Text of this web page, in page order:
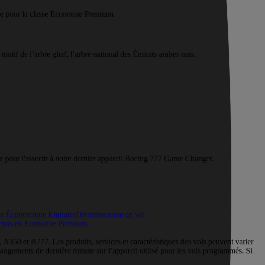
pour la classe Economie Premium.
de l’arbre ghaf, l’arbre national des Émirats arabes unis.
l'assortir à notre dernier appareil Boeing 777 Game Changer.
Économique EmiratesDivertissement en vol
en Economie Premium
et B777. Les produits, services et caractéristiques des vols peuvent varier
de dernière minute sur l’appareil utilisé pour les vols programmés. Si